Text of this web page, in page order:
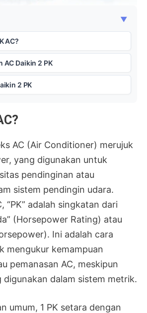
▼
AC?
AC Daikin 2 PK
2 PK
AC (Air Conditioner) merujuk
yang digunakan untuk
pendinginan atau
sistem pendingin udara.
“PK” adalah singkatan dari
(Horsepower Rating) atau
Ini adalah cara
mengukur kemampuan
pemanasan AC, meskipun
digunakan dalam sistem metrik.
umum, 1 PK setara dengan